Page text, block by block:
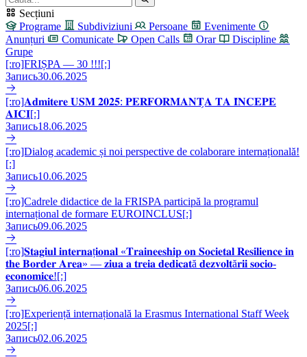
Secțiuni
Programe
Subdiviziuni Persoane
Evenimente
Anunțuri
Comunicate Open Calls Orar
Discipline
Grupe
[:ro]FRIȘPA — 30 !!![:]
Запись30.06.2025
[:ro]𝐀𝐝𝐦𝐢𝐭𝐞𝐫𝐞 𝐔𝐒𝐌 𝟐𝟎𝟐𝟓: 𝐏𝐄𝐑𝐅𝐎𝐑𝐌𝐀𝐍𝐓̗𝐀 𝐓𝐀 𝐈̂𝐍𝐂𝐄𝐏𝐄
𝐀𝐈𝐂𝐈[:]
Запись18.06.2025
[:ro]Dialog academic și noi perspective de colaborare internațională!
[:]
Запись10.06.2025
[:ro]Cadrele didactice de la FRISPA participă la programul
internațional de formare EUROINCLUS[:]
Запись09.06.2025
[:ro]𝐒𝐭𝐚𝐠𝐢𝐮𝐥 𝐢𝐧𝐭𝐞𝐫𝐧𝐚ț𝐢𝐨𝐧𝐚𝐥 «𝐓𝐫𝐚𝐢𝐧𝐞𝐞𝐬𝐡𝐢𝐩 𝐨𝐧 𝐒𝐨𝐜𝐢𝐞𝐭𝐚𝐥 𝐑𝐞𝐬𝐢𝐥𝐢𝐞𝐧𝐜𝐞 𝐢𝐧
𝐭𝐡𝐞 𝐁𝐨𝐫𝐝𝐞𝐫 𝐀𝐫𝐞𝐚» — 𝐳𝐢𝐮𝐚 𝐚 𝐭𝐫𝐞𝐢𝐚 𝐝𝐞𝐝𝐢𝐜𝐚𝐭ă 𝐝𝐞𝐳𝐯𝐨𝐥𝐭ă𝐫𝐢𝐢 𝐬𝐨𝐜𝐢𝐨-
𝐞𝐜𝐨𝐧𝐨𝐦𝐢𝐜𝐞![:]
Запись06.06.2025
[:ro]Experiență internațională la Erasmus International Staff Week
2025[:]
Запись02.06.2025